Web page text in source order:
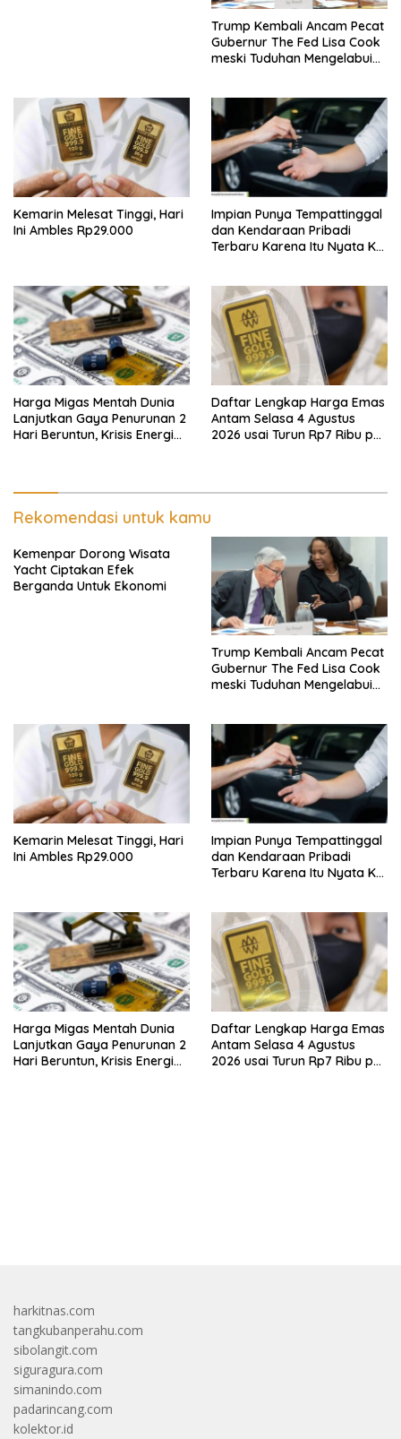
Trump Kembali Ancam Pecat
Gubernur The Fed Lisa Cook
meski Tuduhan Mengelabui
Kemarin Melesat Tinggi, Hari
Ini Ambles Rp29.000
Impian Punya Tempattinggal
dan Kendaraan Pribadi
Terbaru Karena Itu Nyata Ke
Harga Migas Mentah Dunia
Lanjutkan Gaya Penurunan 2
Hari Beruntun, Krisis Energi
Daftar Lengkap Harga Emas
Antam Selasa 4 Agustus
2026 usai Turun Rp7 Ribu per
Rekomendasi untuk kamu
Kemenpar Dorong Wisata
Yacht Ciptakan Efek
Berganda Untuk Ekonomi
Trump Kembali Ancam Pecat
Gubernur The Fed Lisa Cook
meski Tuduhan Mengelabui
Kemarin Melesat Tinggi, Hari
Ini Ambles Rp29.000
Impian Punya Tempattinggal
dan Kendaraan Pribadi
Terbaru Karena Itu Nyata Ke
Harga Migas Mentah Dunia
Lanjutkan Gaya Penurunan 2
Hari Beruntun, Krisis Energi
Daftar Lengkap Harga Emas
Antam Selasa 4 Agustus
2026 usai Turun Rp7 Ribu per
harkitnas.com
tangkubanperahu.com
sibolangit.com
siguragura.com
simanindo.com
padarincang.com
kolektor.id